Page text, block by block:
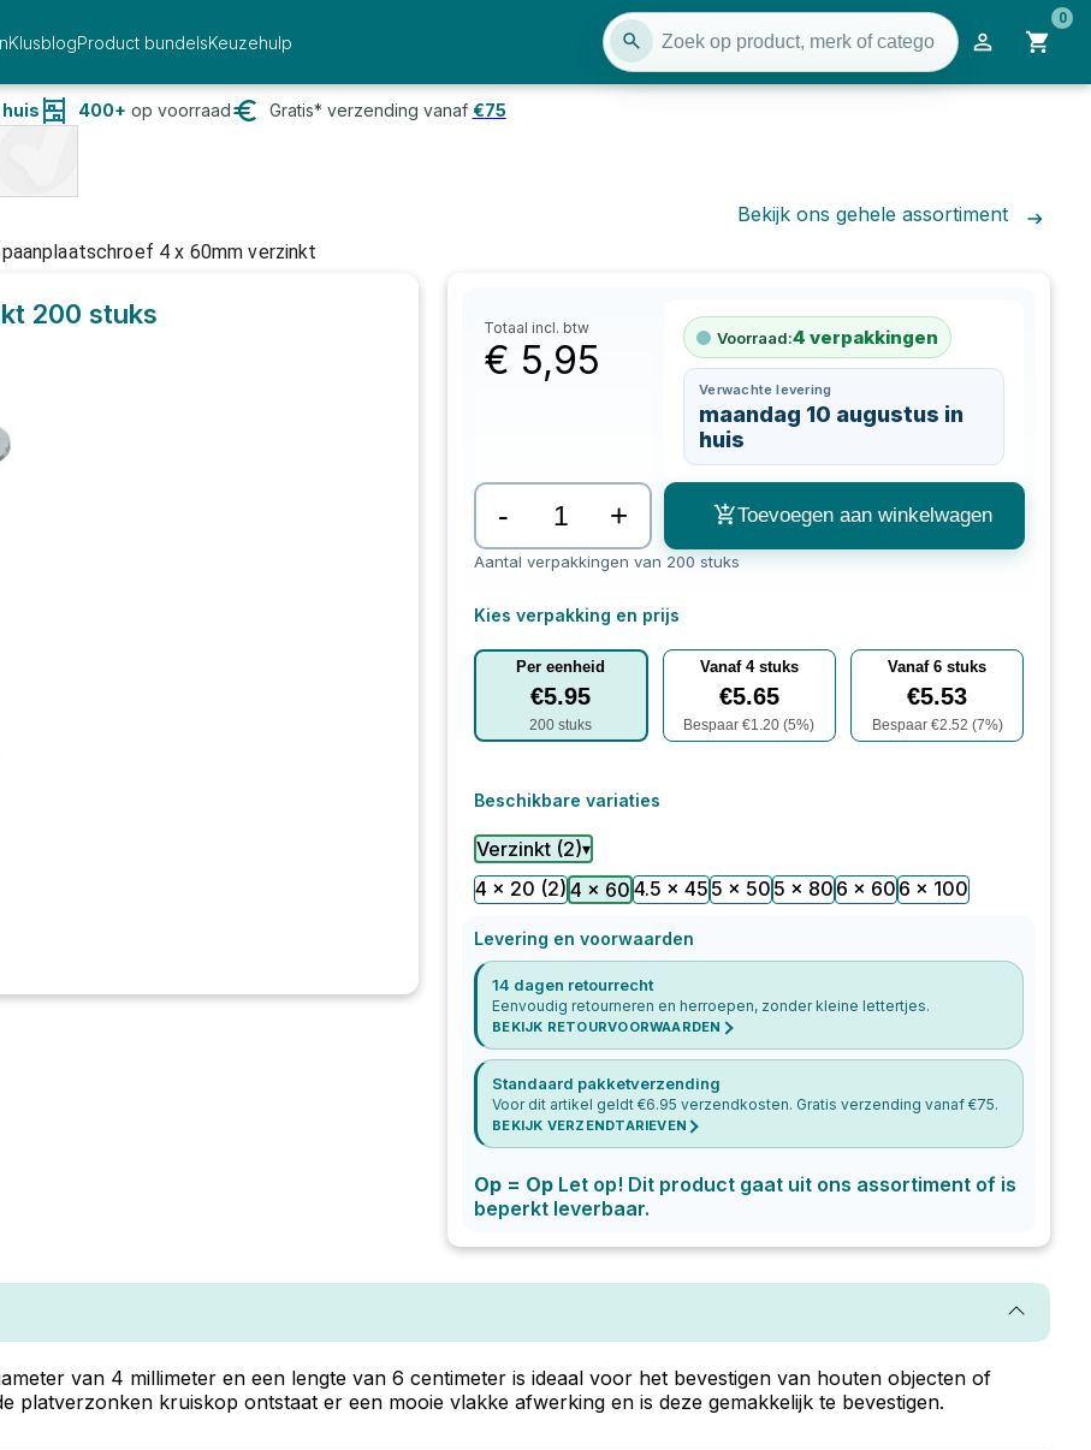
KlusblogProduct bundelsKeuzehulp
0
400+ op voorraad Gratis* verzending vanaf €75
Bekijk ons gehele assortiment
4 x 60mm verzinkt
200 stuks Totaal incl. btw
€ 5,95 Voorraad:4 verpakkingen
Verwachte levering
maandag 10 augustus in
huis
- + Toevoegen aan winkelwagen
Aantal verpakkingen van 200 stuks
Kies verpakking en prijs
Per eenheid
€5.95
200 stuks
Vanaf 4stuks
€5.65
Bespaar €1.20 (5%)
Vanaf6 stuks
€5.53
Bespaar €2.52 (7%)
Beschikbare variaties
Verzinkt (2)▾
4 x 20 (2) 4 x 60 4.5 x 45 5 x 50 5 x 80 6 x 60 6 x 100
Levering en voorwaarden
14 dagen retourrecht
Eenvoudig retourneren en herroepen, zonder kleine lettertjes.
BEKIJK RETOURVOORWAARDEN
Standaard pakketverzending
Voor dit artikel geldt €6.95 verzendkosten. Gratis verzending vanaf €75.
BEKIJK VERZENDTARIEVEN
Op = Op Let op! Dit product gaat uit ons assortiment of is
beperkt leverbaar.
van 4 millimeter en een lengte van 6 centimeter is ideaal voor het bevestigen van houten objecten of
platverzonken kruiskop ontstaat er een mooie vlakke afwerking en is deze gemakkelijk te bevestigen.